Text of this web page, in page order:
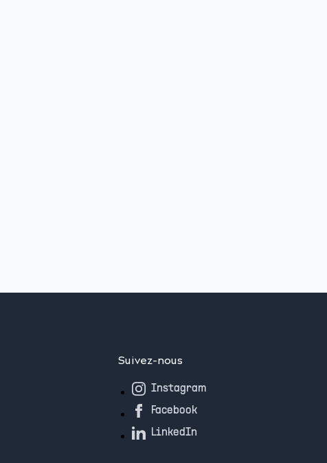
Suivez-nous
Instagram
Facebook
LinkedIn